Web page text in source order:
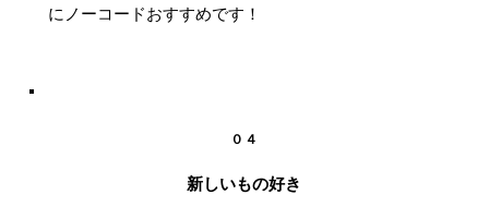
にノーコードおすすめです！
０４
新しいもの好き